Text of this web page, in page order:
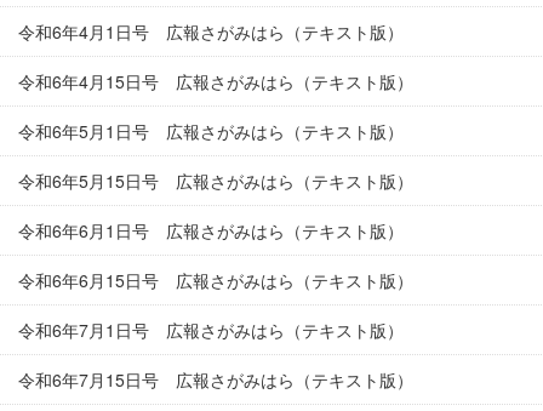
令和6年4月1日号 広報さがみはら（テキスト版）
令和6年4月15日号 広報さがみはら（テキスト版）
令和6年5月1日号 広報さがみはら（テキスト版）
令和6年5月15日号 広報さがみはら（テキスト版）
令和6年6月1日号 広報さがみはら（テキスト版）
令和6年6月15日号 広報さがみはら（テキスト版）
令和6年7月1日号 広報さがみはら（テキスト版）
令和6年7月15日号 広報さがみはら（テキスト版）